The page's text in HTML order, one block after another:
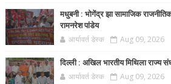
मधुबनी : भोगेंद्र झा सामाजिक
रामनरेश पांडेय
आर्यावर्त डेस्क Aug 09, 2026
दिल्ली : अखिल भारतीय मिथिला राज्य
आर्यावर्त डेस्क Aug 09, 2026